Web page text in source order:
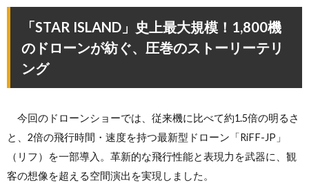
「STAR ISLAND」史上最大規模！1,800機
のドローンが紡ぐ、圧巻のストーリーテリ
ング
今回のドローンショーでは、従来機に比べて約1.5倍の明るさ
と、2倍の飛行時間・速度を持つ最新型ドローン「RiFF-JP」
（リフ）を一部導入。革新的な飛行性能と表現力を武器に、観
客の想像を超える空間演出を実現しました。